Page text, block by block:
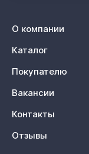
О компании
Каталог
Покупателю
Вакансии
Контакты
Отзывы